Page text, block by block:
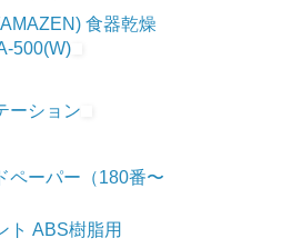
食器乾燥
500(W)
ーション
ペーパー（180番〜
ト ABS樹脂用